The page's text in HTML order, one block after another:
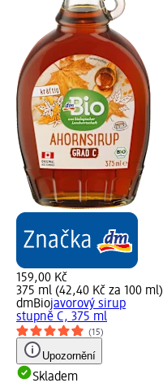
159,00 Kč
375 ml (42,40 Kč za 100 ml)
dmBiojavorový sirup
stupně C, 375 ml
(15)
Upozornění
Skladem